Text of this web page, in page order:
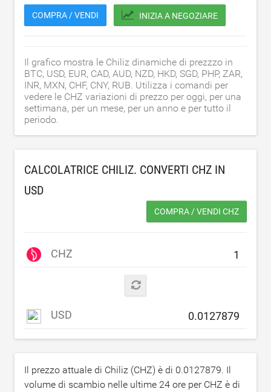
COMPRA / VENDI INIZIA A NEGOZIARE
Il grafico mostra le Chiliz dinamiche di prezzzo in
BTC, USD, EUR, CAD, AUD, NZD, HKD, SGD, PHP, ZAR,
INR, MXN, CHF, CNY, RUB. Utilizza i comandi per
vedere le CHZ variazioni di prezzo per oggi, per una
settimana, per un mese, per un anno e per tutto il
periodo.
CALCOLATRICE CHILIZ. CONVERTI CHZ IN
USD
COMPRA / VENDI CHZ
CHZ
USD
Il prezzo attuale di Chiliz (CHZ) è di 0.0127879. Il
volume di scambio nelle ultime 24 ore per CHZ è di